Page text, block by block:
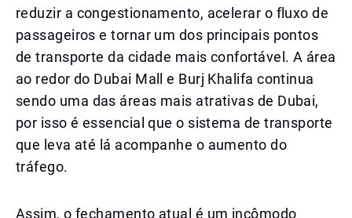
reduzir a congestionamento, acelerar o fluxo de
passageiros e tornar um dos principais pontos
de transporte da cidade mais confortável. A área
ao redor do Dubai Mall e Burj Khalifa continua
sendo uma das áreas mais atrativas de Dubai,
por isso é essencial que o sistema de transporte
que leva até lá acompanhe o aumento do
tráfego.
Assim, o fechamento atual é um incômodo